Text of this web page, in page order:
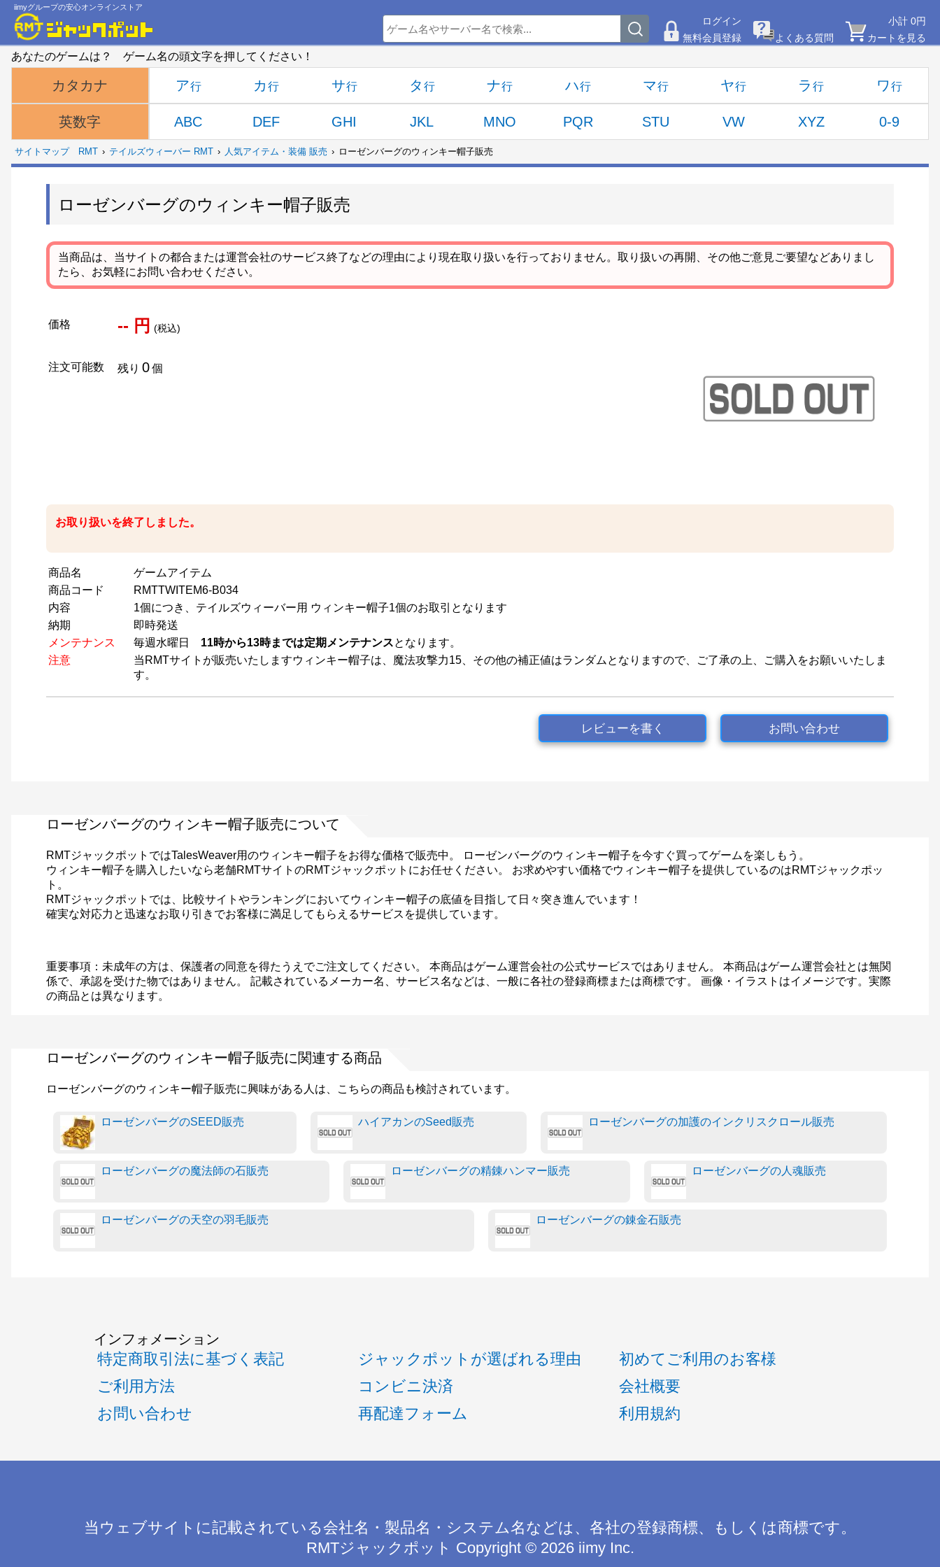
iimyグループの安心オンラインストア
ログイン
無料会員登録
よくある質問
小計 0円
カートを見る
あなたのゲームは？ ゲーム名の頭文字を押してください！
カタカナ
英数字
ア カ サ タ ナ ハ マ ヤ ラ ワ
ABC DEF GHI JKL MNO PQR STU VW XYZ 0-9
サイトマップ RMT テイルズウィーバー RMT 人気アイテム・装備 販売 ローゼンバーグのウィンキー帽子販売
ローゼンバーグのウィンキー帽子販売
当商品は、当サイトの都合または運営会社のサービス終了などの理由により現在取り扱いを行っておりません。取り扱いの再開、その他ご意見ご要望などありまし
たら、お気軽にお問い合わせください。
価格 -- 円 (税込)
注文可能数 残り 0個
お取り扱いを終了しました。
商品名
ゲームアイテム
商品コード
RMTTWITEM6-B034
内容
1個につき、テイルズウィーバー用 ウィンキー帽子1個のお取引となります
納期
即時発送
メンテナンス
毎週水曜日 11時から13時までは定期メンテナンスとなります。
注意
当RMTサイトが販売いたしますウィンキー帽子は、魔法攻撃力15、その他の補正値はランダムとなりますので、ご了承の上、ご購入をお願いいたしま
す。
レビューを書く お問い合わせ
ローゼンバーグのウィンキー帽子販売について
RMTジャックポットではTalesWeaver用のウィンキー帽子をお得な価格で販売中。 ローゼンバーグのウィンキー帽子を今すぐ買ってゲームを楽しもう。
ウィンキー帽子を購入したいなら老舗RMTサイトのRMTジャックポットにお任せください。 お求めやすい価格でウィンキー帽子を提供しているのはRMTジャックポッ
ト。
RMTジャックポットでは、比較サイトやランキングにおいてウィンキー帽子の底値を目指して日々突き進んでいます！
確実な対応力と迅速なお取り引きでお客様に満足してもらえるサービスを提供しています。
重要事項：未成年の方は、保護者の同意を得たうえでご注文してください。 本商品はゲーム運営会社の公式サービスではありません。 本商品はゲーム運営会社とは無関
係で、承認を受けた物ではありません。 記載されているメーカー名、サービス名などは、一般に各社の登録商標または商標です。 画像・イラストはイメージです。実際
の商品とは異なります。
ローゼンバーグのウィンキー帽子販売に関連する商品
ローゼンバーグのウィンキー帽子販売に興味がある人は、こちらの商品も検討されています。
ローゼンバーグのSEED販売 ハイアカンのSeed販売 ローゼンバーグの加護のインクリスクロール販売
ローゼンバーグの魔法師の石販売 ローゼンバーグの精錬ハンマー販売 ローゼンバーグの人魂販売
ローゼンバーグの天空の羽毛販売 ローゼンバーグの錬金石販売
インフォメーション
特定商取引法に基づく表記 ジャックポットが選ばれる理由
初めてご利用のお客様
ご利用方法
コンビニ決済
会社概要
お問い合わせ
再配達フォーム 利用規約
当ウェブサイトに記載されている会社名・製品名・システム名などは、各社の登録商標、もしくは商標です。
RMTジャックポット Copyright © 2026 iimy Inc.